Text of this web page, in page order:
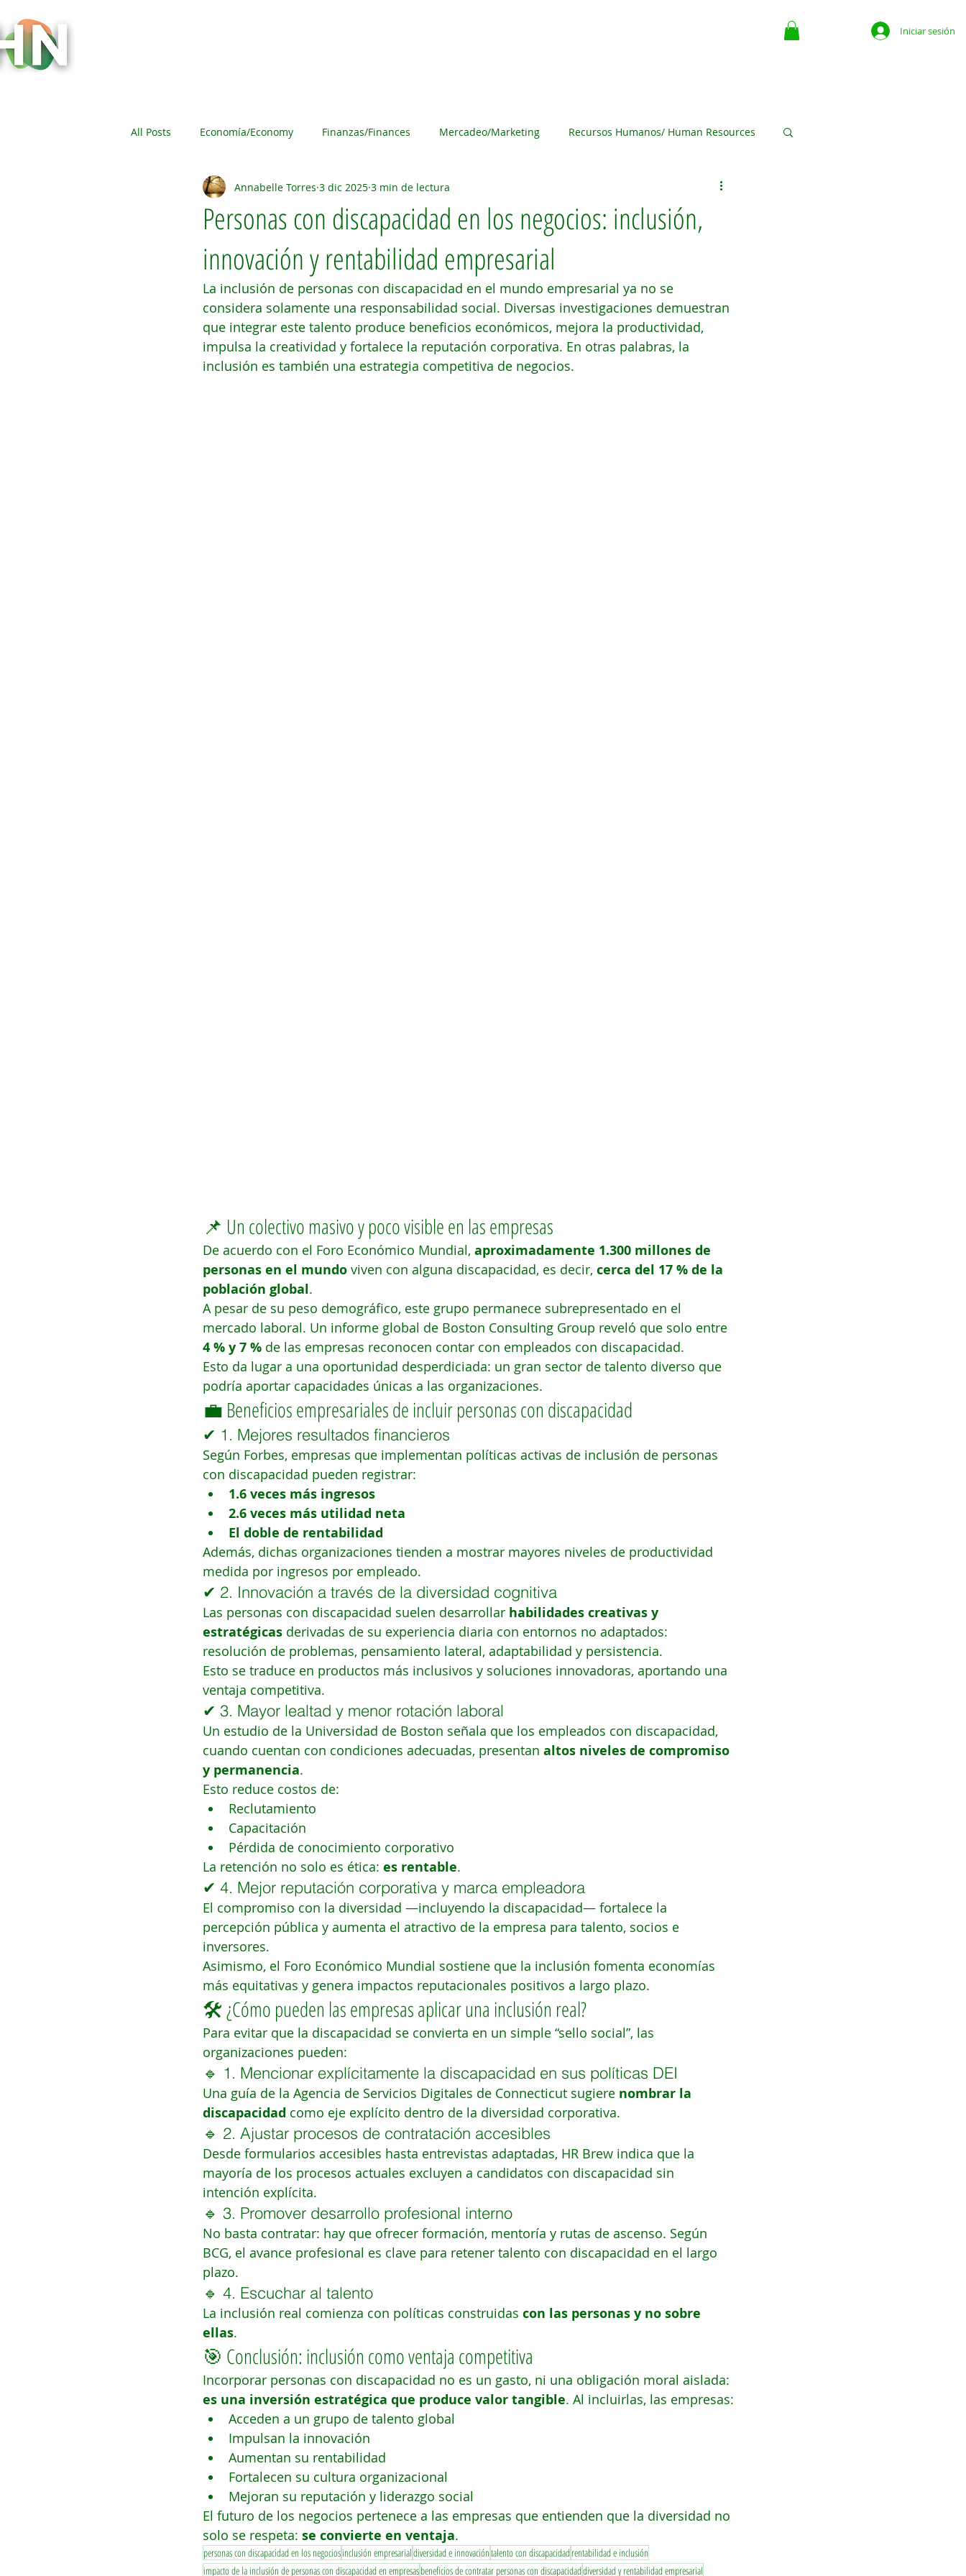
Iniciar sesión
All Posts Economía/Economy Finanzas/Finances Mercadeo/Marketing Recursos Humanos/ Human Resources
Eventos/Events Gobierno/Government Pequeños Negocios/ Small Businesses
Sociedad/ Society La Mujer / Women in Business Tecnología/Technology
Personas con discapacidad en los negocios: inclusión,
innovación y rentabilidad empresarial
Annabelle Torres 3 dic 2025 3 min de lectura
La inclusión de personas con discapacidad en el mundo empresarial ya no se
considera solamente una responsabilidad social. Diversas investigaciones demuestran
que integrar este talento produce beneficios económicos, mejora la productividad,
impulsa la creatividad y fortalece la reputación corporativa. En otras palabras, la
inclusión es también una estrategia competitiva de negocios.
📌 Un colectivo masivo y poco visible en las empresas
De acuerdo con el Foro Económico Mundial, aproximadamente 1.300 millones de
personas en el mundo viven con alguna discapacidad, es decir, cerca del 17 % de la
población global.
A pesar de su peso demográfico, este grupo permanece subrepresentado en el
mercado laboral. Un informe global de Boston Consulting Group reveló que solo entre
4 % y 7 % de las empresas reconocen contar con empleados con discapacidad.
Esto da lugar a una oportunidad desperdiciada: un gran sector de talento diverso que
podría aportar capacidades únicas a las organizaciones.
💼 Beneficios empresariales de incluir personas con discapacidad
✔ 1. Mejores resultados financieros
Según Forbes, empresas que implementan políticas activas de inclusión de personas
con discapacidad pueden registrar:
1.6 veces más ingresos
2.6 veces más utilidad neta
El doble de rentabilidad
Además, dichas organizaciones tienden a mostrar mayores niveles de productividad
medida por ingresos por empleado.
✔ 2. Innovación a través de la diversidad cognitiva
Las personas con discapacidad suelen desarrollar habilidades creativas y
estratégicas derivadas de su experiencia diaria con entornos no adaptados:
resolución de problemas, pensamiento lateral, adaptabilidad y persistencia.
Esto se traduce en productos más inclusivos y soluciones innovadoras, aportando una
ventaja competitiva.
✔ 3. Mayor lealtad y menor rotación laboral
Un estudio de la Universidad de Boston señala que los empleados con discapacidad,
cuando cuentan con condiciones adecuadas, presentan altos niveles de compromiso
y permanencia.
Esto reduce costos de:
Reclutamiento
Capacitación
Pérdida de conocimiento corporativo
La retención no solo es ética: es rentable.
✔ 4. Mejor reputación corporativa y marca empleadora
El compromiso con la diversidad —incluyendo la discapacidad— fortalece la
percepción pública y aumenta el atractivo de la empresa para talento, socios e
inversores.
Asimismo, el Foro Económico Mundial sostiene que la inclusión fomenta economías
más equitativas y genera impactos reputacionales positivos a largo plazo.
🛠 ¿Cómo pueden las empresas aplicar una inclusión real?
Para evitar que la discapacidad se convierta en un simple “sello social”, las
organizaciones pueden:
🔹 1. Mencionar explícitamente la discapacidad en sus políticas DEI
Una guía de la Agencia de Servicios Digitales de Connecticut sugiere nombrar la
discapacidad como eje explícito dentro de la diversidad corporativa.
🔹 2. Ajustar procesos de contratación accesibles
Desde formularios accesibles hasta entrevistas adaptadas, HR Brew indica que la
mayoría de los procesos actuales excluyen a candidatos con discapacidad sin
intención explícita.
🔹 3. Promover desarrollo profesional interno
No basta contratar: hay que ofrecer formación, mentoría y rutas de ascenso. Según
BCG, el avance profesional es clave para retener talento con discapacidad en el largo
plazo.
🔹 4. Escuchar al talento
La inclusión real comienza con políticas construidas con las personas y no sobre
ellas.
🎯 Conclusión: inclusión como ventaja competitiva
Incorporar personas con discapacidad no es un gasto, ni una obligación moral aislada:
es una inversión estratégica que produce valor tangible. Al incluirlas, las empresas:
Acceden a un grupo de talento global
Impulsan la innovación
Aumentan su rentabilidad
Fortalecen su cultura organizacional
Mejoran su reputación y liderazgo social
El futuro de los negocios pertenece a las empresas que entienden que la diversidad no
solo se respeta: se convierte en ventaja.
personas con discapacidad en los negociosinclusión empresarialdiversidad e innovacióntalento con discapacidadrentabilidad e inclusión
impacto de la inclusión de personas con discapacidad en empresasbeneficios de contratar personas con discapacidaddiversidad y rentabilidad empresarial